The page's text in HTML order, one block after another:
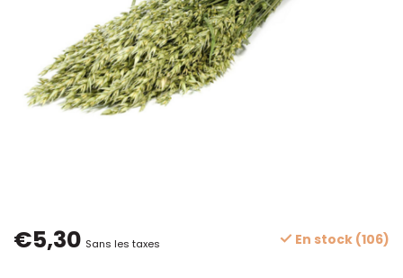
€5,30 Sans les taxes En stock (106)